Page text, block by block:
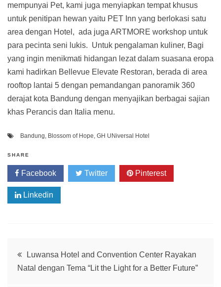
mempunyai Pet, kami juga menyiapkan tempat khusus
untuk penitipan hewan yaitu PET Inn yang berlokasi satu
area dengan Hotel, ada juga ARTMORE workshop untuk
para pecinta seni lukis. Untuk pengalaman kuliner, Bagi
yang ingin menikmati hidangan lezat dalam suasana eropa
kami hadirkan Bellevue Elevate Restoran, berada di area
rooftop lantai 5 dengan pemandangan panoramik 360
derajat kota Bandung dengan menyajikan berbagai sajian
khas Perancis dan Italia menu.
Bandung Blossom of Hope GH UNiversal Hotel
SHARE
Facebook Twitter Pinterest
Linkedin
Post
navigation
Luwansa Hotel and Convention Center Rayakan
Natal dengan Tema “Lit the Light for a Better Future”